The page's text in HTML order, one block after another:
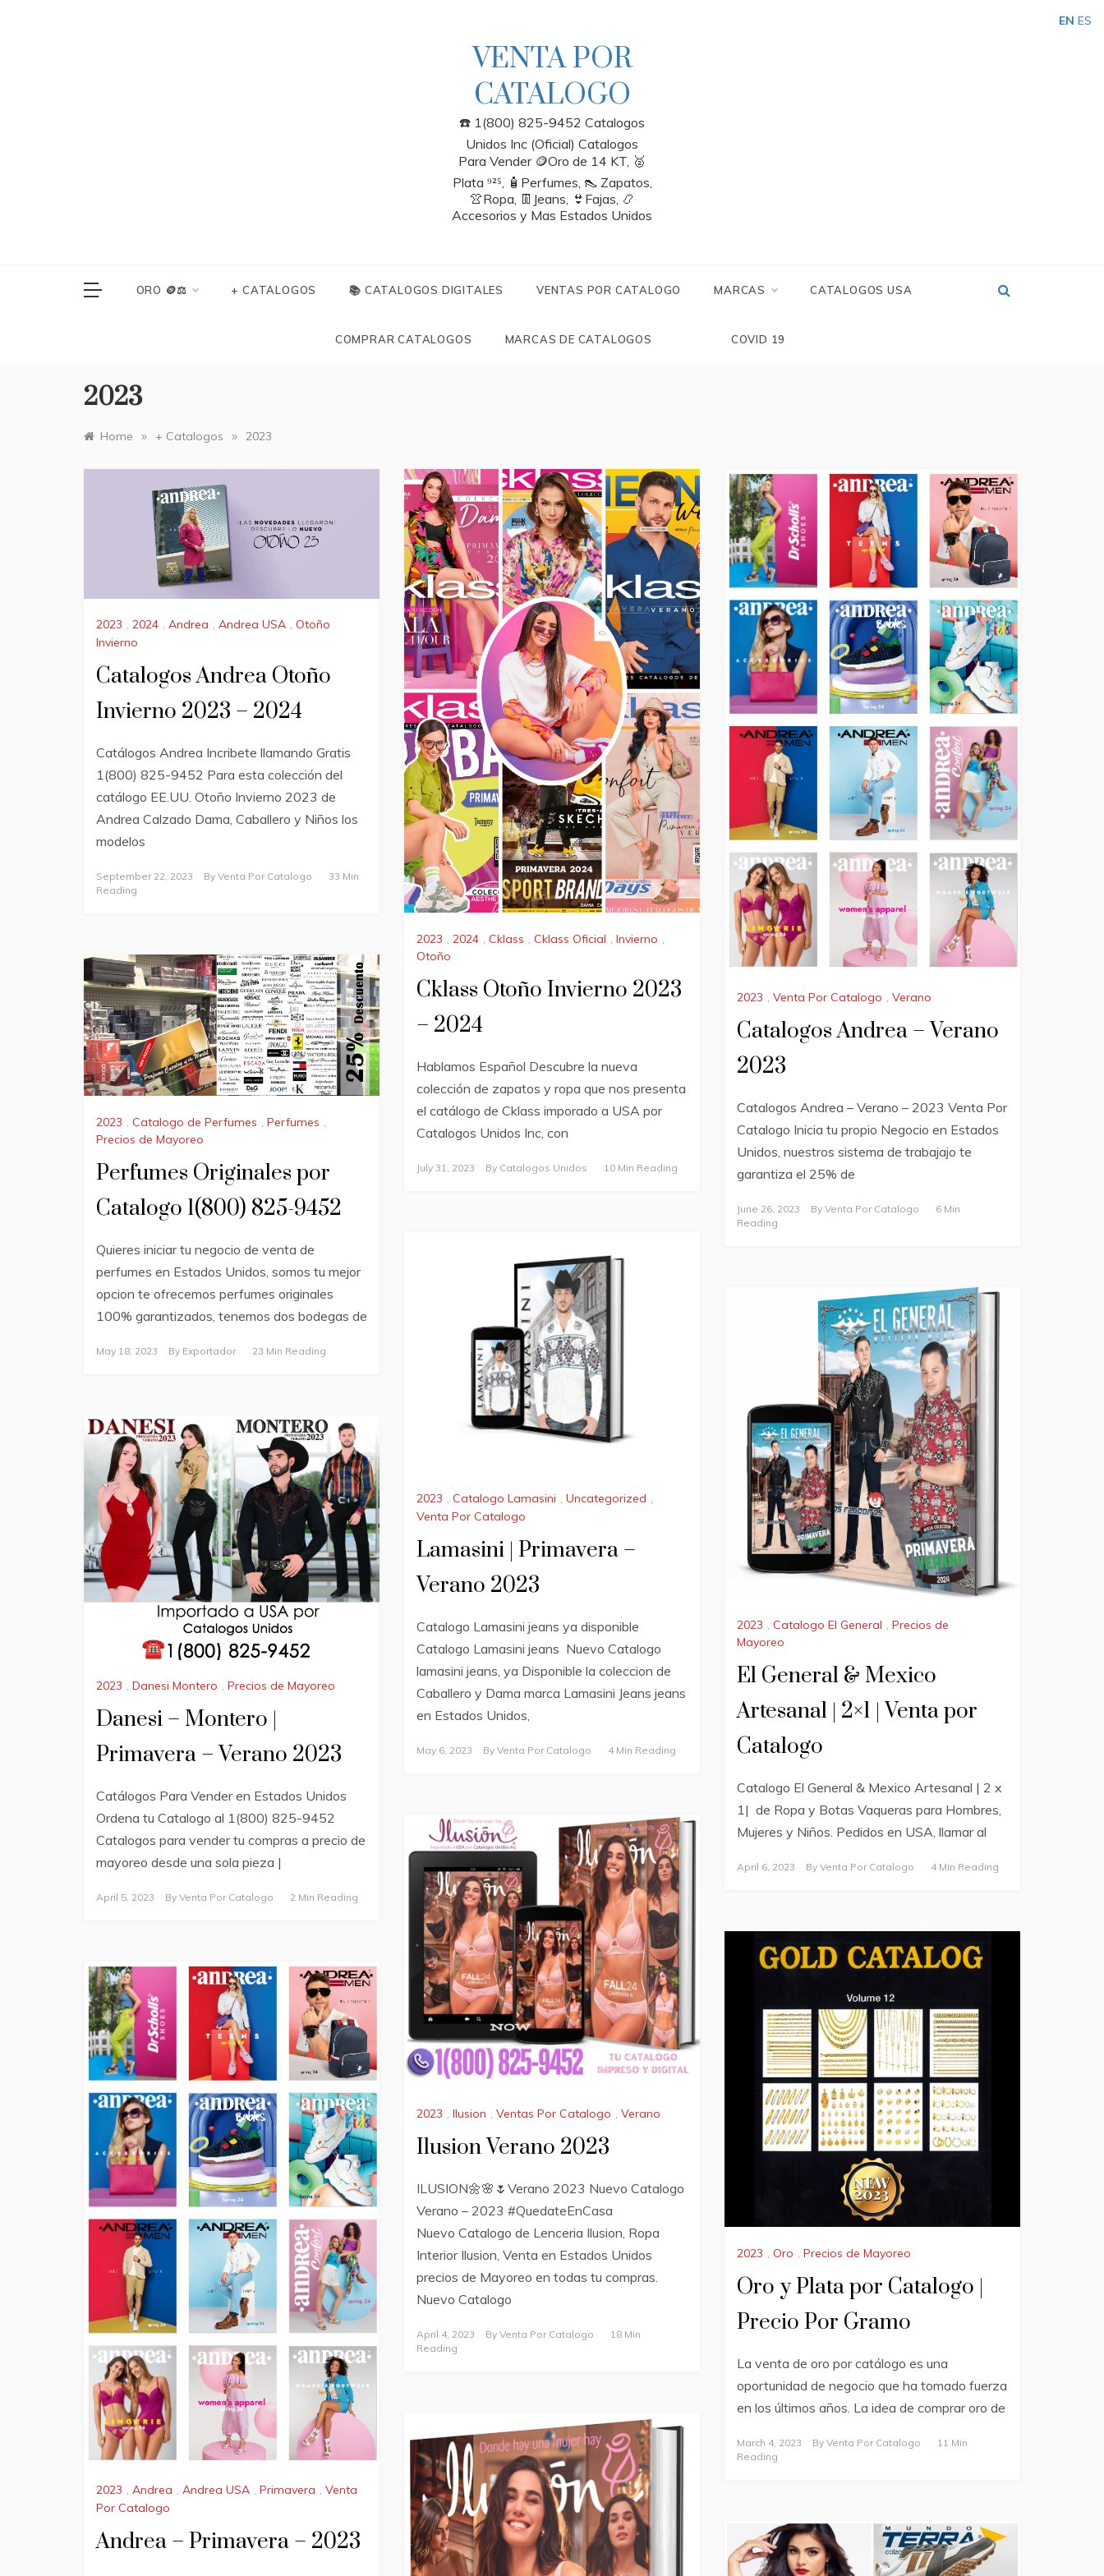
VENTA POR
CATALOGO
☎️ 1(800) 825-9452 Catalogos
Unidos Inc (Oficial) Catalogos
Para Vender 🪙Oro de 14 KT, 🥈
Plata ⁹²⁵, 🧴Perfumes, 👠 Zapatos,
👚Ropa, 👖Jeans, 👙Fajas, 📿
Accesorios y Mas Estados Unidos
ORO 🪙⚖️ + CATALOGOS 📚 CATALOGOS DIGITALES VENTAS POR CATALOGO MARCAS CATALOGOS USA
COMPRAR CATALOGOS MARCAS DE CATALOGOS COVID 19
2023
Home » + Catalogos » 2023
2023 , 2024 , Andrea , Andrea USA , Otoño
Invierno
Catalogos Andrea Otoño
Invierno 2023 – 2024
Catálogos Andrea Incribete llamando Gratis
1(800) 825-9452 Para esta colección del
catálogo EE.UU. Otoño Invierno 2023 de
Andrea Calzado Dama, Caballero y Niños los
modelos
September 22, 2023 By Venta Por Catalogo
33 Min
Reading
2023 , 2024 , Cklass , Cklass Oficial , Invierno ,
Otoño
Cklass Otoño Invierno 2023
– 2024
Hablamos Español Descubre la nueva
colección de zapatos y ropa que nos presenta
el catálogo de Cklass imporado a USA por
Catalogos Unidos Inc, con
July 31, 2023 By Catalogos Unidos 10 Min Reading
2023 , Venta Por Catalogo , Verano
Catalogos Andrea – Verano
2023
Catalogos Andrea – Verano – 2023 Venta Por
Catalogo Inicia tu propio Negocio en Estados
Unidos, nuestros sistema de trabajajo te
garantiza el 25% de
June 26, 2023 By Venta Por Catalogo
6 Min
Reading
2023 , Catalogo de Perfumes , Perfumes ,
Precios de Mayoreo
Perfumes Originales por
Catalogo 1(800) 825-9452
Quieres iniciar tu negocio de venta de
perfumes en Estados Unidos, somos tu mejor
opcion te ofrecemos perfumes originales
100% garantizados, tenemos dos bodegas de
May 18, 2023 By Exportador 23 Min Reading
2023 , Catalogo Lamasini , Uncategorized ,
Venta Por Catalogo
Lamasini | Primavera –
Verano 2023
Catalogo Lamasini jeans ya disponible
Catalogo Lamasini jeans Nuevo Catalogo
lamasini jeans, ya Disponible la coleccion de
Caballero y Dama marca Lamasini Jeans jeans
en Estados Unidos,
May 6, 2023 By Venta Por Catalogo 4 Min Reading
2023 , Catalogo El General , Precios de
Mayoreo
El General & Mexico
Artesanal | 2×1 | Venta por
Catalogo
Catalogo El General & Mexico Artesanal | 2 x
1| de Ropa y Botas Vaqueras para Hombres,
Mujeres y Niños. Pedidos en USA, llamar al
April 6, 2023 By Venta Por Catalogo 4 Min Reading
2023 , Danesi Montero , Precios de Mayoreo
Danesi – Montero |
Primavera – Verano 2023
Catálogos Para Vender en Estados Unidos
Ordena tu Catalogo al 1(800) 825-9452
Catalogos para vender tu compras a precio de
mayoreo desde una sola pieza |
April 5, 2023 By Venta Por Catalogo 2 Min Reading
2023 , Ilusion , Ventas Por Catalogo , Verano
Ilusion Verano 2023
ILUSION🌼🌸🌷Verano 2023 Nuevo Catalogo
Verano – 2023 #QuedateEnCasa
Nuevo Catalogo de Lenceria Ilusion, Ropa
Interior Ilusion, Venta en Estados Unidos
precios de Mayoreo en todas tu compras.
Nuevo Catalogo
April 4, 2023 By Venta Por Catalogo
18 Min
Reading
2023 Oro Precios de Mayoreo
Oro y Plata por Catalogo |
Precio Por Gramo
La venta de oro por catálogo es una
oportunidad de negocio que ha tomado fuerza
en los últimos años. La idea de comprar oro de
March 4, 2023 By Venta Por Catalogo
11 Min
Reading
2023 , Andrea , Andrea USA , Primavera , Venta
Por Catalogo
Andrea – Primavera – 2023
EN ES